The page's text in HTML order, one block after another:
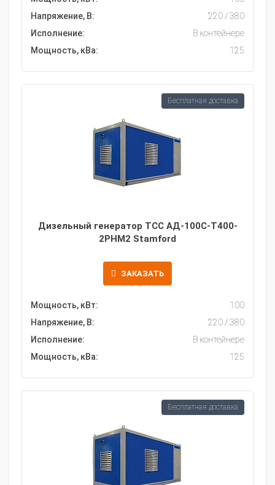
Напряжение, В:
220 / 380
Исполнение:
В контейнере
Мощность, кВа:
125
Дизельный генератор ТСС АД-100С-Т400-
2РНМ2 Stamford
ЗАКАЗАТЬ
Мощность, кВт:
100
Напряжение, В:
220 / 380
Исполнение:
В контейнере
Мощность, кВа:
125
Бесплатная доставка
Бесплатная доставка